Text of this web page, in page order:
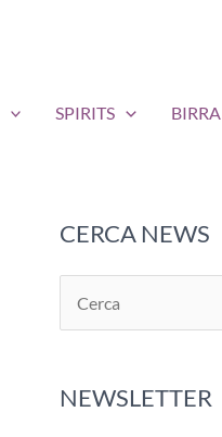
SPIRITS BIRRA
CERCA NEWS
e
cNEWSLETTER